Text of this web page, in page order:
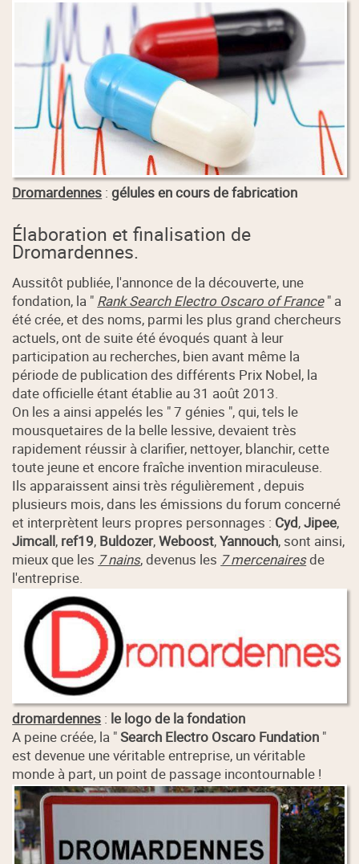
Dromardennes :gélules en cours de fabrication
Élaboration et finalisation de
Dromardennes.
Aussitôt publiée, l'annonce de la découverte, une
fondation, la " Rank Search Electro Oscaro of France" a
été crée, et des noms, parmi les plus grand chercheurs
actuels, ont de suite été évoqués quant à leur
participation au recherches, bien avant même la
période de publication des différents Prix Nobel, la
date officielle étant établie au 31 août 2013.
On les a ainsi appelés les " 7 génies ", qui, tels le
mousquetaires de la belle lessive, devaient très
rapidement réussir à clarifier, nettoyer, blanchir, cette
toute jeune et encore fraîche invention miraculeuse.
Ils apparaissent ainsi très régulièrement , depuis
plusieurs mois, dans les émissions du forum concerné
et interprètent leurs propres personnages : Cyd,Jipee,
Jimcall, ref19, Buldozer,Weboost,Yannouch, sont ainsi,
mieux que les 7 nains, devenus les 7 mercenairesde
l'entreprise.
dromardennes : le logo de la fondation
A peine créée, la "Search Electro Oscaro Fundation "
est devenue une véritable entreprise, un véritable
monde à part, un point de passage incontournable !